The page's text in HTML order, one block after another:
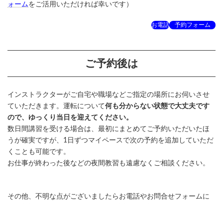
ォームをご活用いただければ幸いです）
お電話 予約フォーム
ご予約後は
インストラクターがご自宅や職場などご指定の場所にお伺いさせ
ていただきます。運転について何も分からない状態で大丈夫です
ので、ゆっくり当日を迎えてください。
数日間講習を受ける場合は、最初にまとめてご予約いただいたほ
うが確実ですが、1日ずつマイペースで次の予約を追加していただ
くことも可能です。
お仕事が終わった後などの夜間教習も遠慮なくご相談ください。
その他、不明な点がございましたらお電話やお問合せフォームに